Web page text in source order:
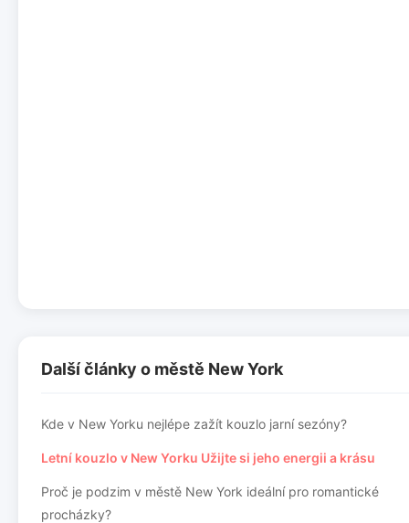
Další články o městě New York
Kde v New Yorku nejlépe zažít kouzlo jarní sezóny?
Letní kouzlo v New Yorku Užijte si jeho energii a krásu
Proč je podzim v městě New York ideální pro romantické
procházky?